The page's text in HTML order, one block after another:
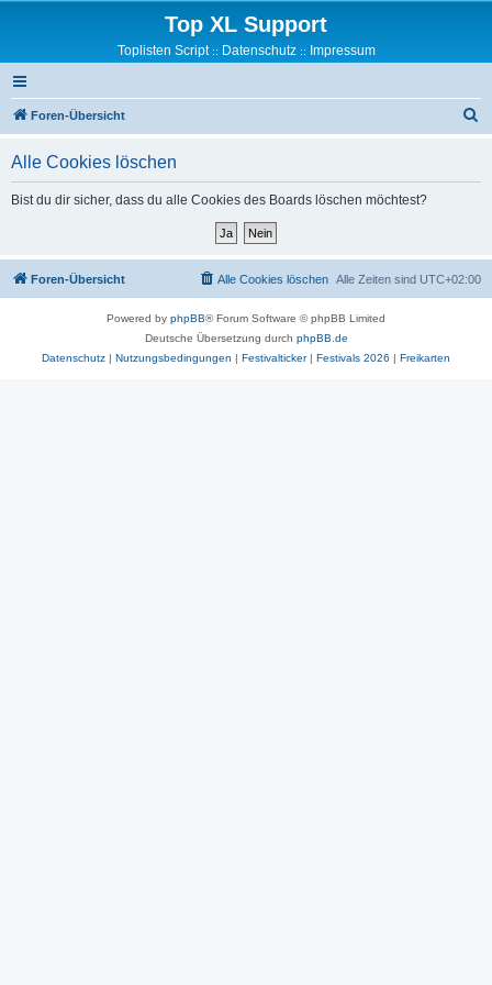
Top XL Support
Toplisten Script:: Datenschutz:: Impressum
Foren-Übersicht
Alle Cookies löschen
Bist du dir sicher, dass du alle Cookies des Boards löschen möchtest?
Foren-Übersicht Alle Zeiten sind UTC+02:00
Alle Cookies löschen
Powered by phpBB® Forum Software © phpBB Limited
Deutsche Übersetzung durch phpBB.de
Datenschutz | Nutzungsbedingungen | Festivalticker| Festivals 2026 | Freikarten